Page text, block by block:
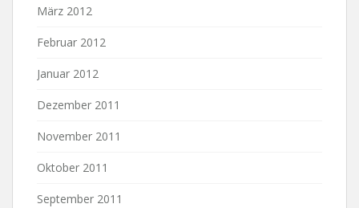
März 2012
Februar 2012
Januar 2012
Dezember 2011
November 2011
Oktober 2011
September 2011